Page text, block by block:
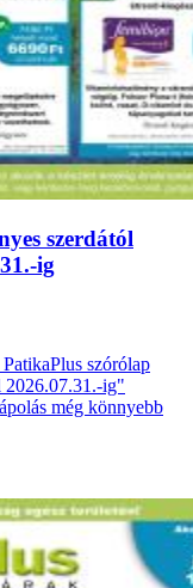
szerdától
ig
szórólap
2026.07.31.-ig"
még könnyebb